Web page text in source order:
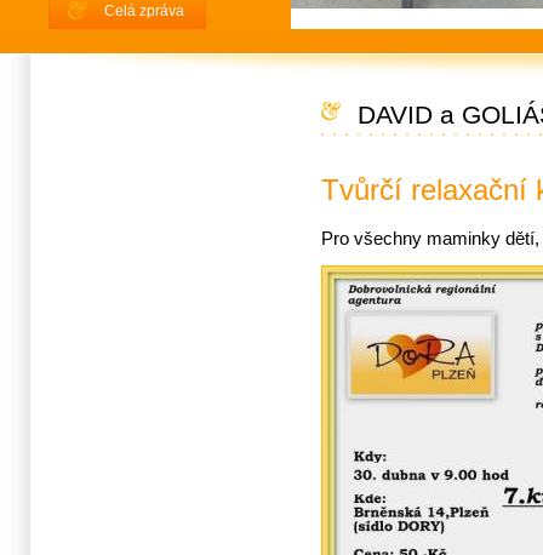
Celá zpráva
DAVID a
Tvůrčí relaxační
Pro všechny maminky